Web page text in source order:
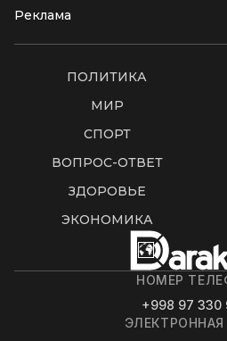
Реклама
ПОЛИТИКА
МИР
СПОРТ
ВОПРОС-ОТВЕТ
ЗДОРОВЬЕ
ЭКОНОМИКА
НОМЕР
+998 97 330